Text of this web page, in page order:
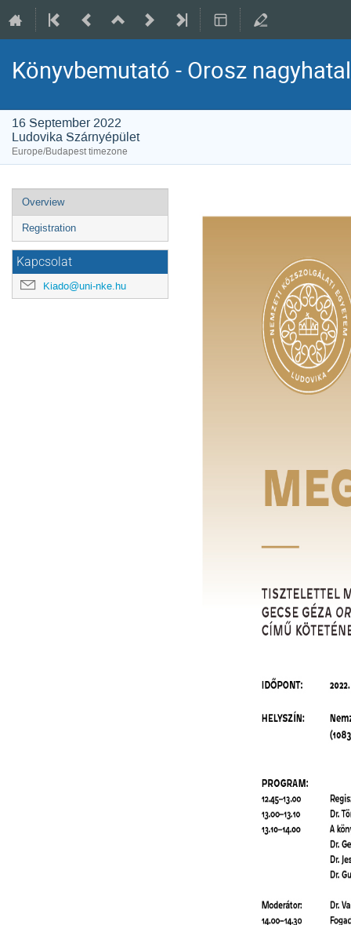
Könyvbemutató - Orosz
16 September 2022
Ludovika Szárnyépület
Europe/Budapest timezone
Event
menu
Overview
Registration
Kapcsolat
Kiado@uni-nke.hu